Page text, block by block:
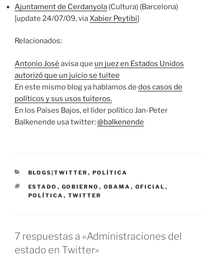
Ajuntament de Cerdanyola (Cultura) (Barcelona)
[update 24/07/09, viaXabier Peytibi]
Relacionados:
Antonio José avisa que un juez en Estados Unidos
autorizó que un juicio se tuitee
En este mismo blog ya hablamos de dos casos de
políticos y sus usos tuiteros.
En los Países Bajos, el líder político Jan-Peter
Balkenende usa twitter:@balkenende
CATEGORÍAS
BLOGS|TWITTER , POLÍTICA
ETIQUETAS
ESTADO , GOBIERNO , OBAMA , OFICIAL ,
POLÍTICA , TWITTER
7 respuestas a «Administraciones del
estado en Twitter»